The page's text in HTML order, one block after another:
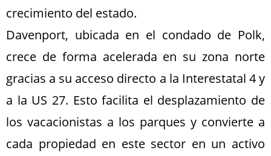
crecimiento del estado.
Davenport, ubicada en el condado de Polk,
crece de forma acelerada en su zona norte
gracias a su acceso directo a la Interestatal 4 y
a la US 27. Esto facilita el desplazamiento de
los vacacionistas a los parques y convierte a
cada propiedad en este sector en un activo